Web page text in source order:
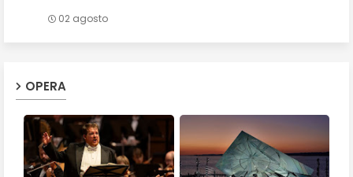
02 agosto
OPERA